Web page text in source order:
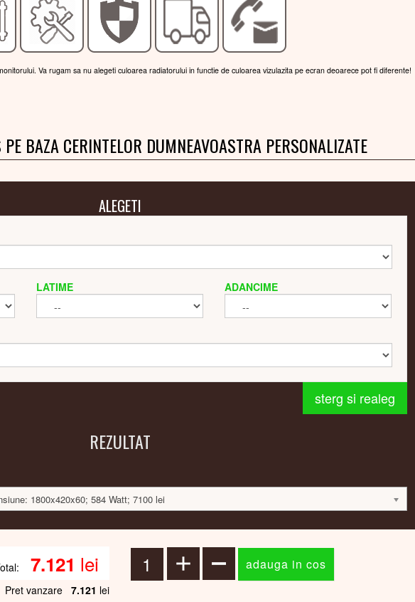
Va rugam sa nu alegeti culoarea radiatorului in functie de culoarea vizulazita pe ecran deoarece pot fi diferente!
BAZA CERINTELOR DUMNEAVOASTRA PERSONALIZATE
ALEGETI
LATIME ADANCIME
sterg si realeg
REZULTAT
1800x420x60; 584 Watt; 7100 lei
7.121 lei
Pret vanzare 7.121 lei